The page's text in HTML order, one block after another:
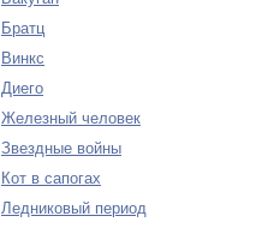
Братц
Винкс
Диего
Железный человек
Звездные войны
Кот в сапогах
Ледниковый период